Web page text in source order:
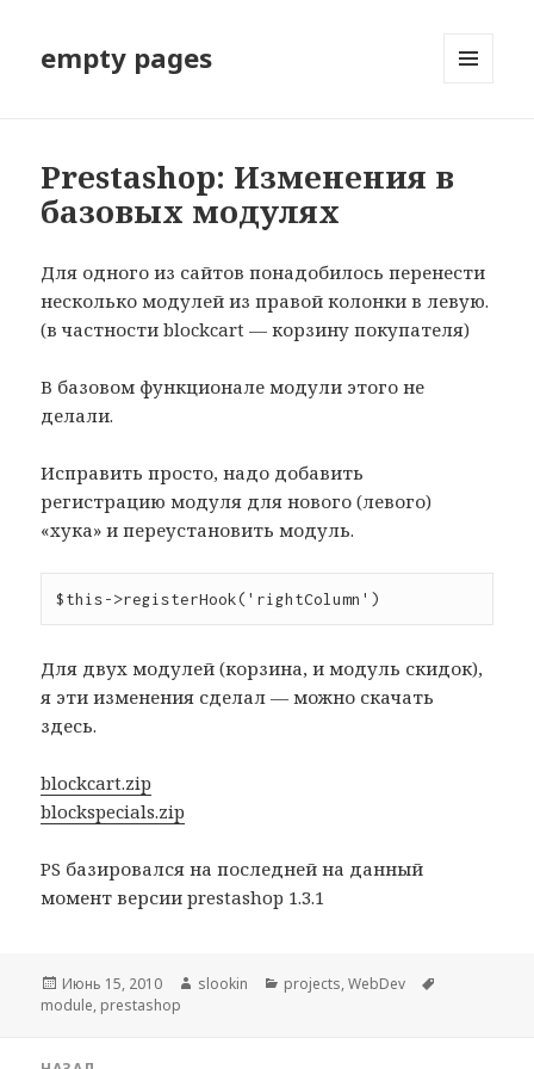
empty pages
Prestashop: Изменения в
базовых модулях
Для одного из сайтов понадобилось перенести
несколько модулей из правой колонки в левую.
(в частности blockcart — корзину покупателя)
В базовом функционале модули этого не
делали.
Исправить просто, надо добавить
регистрацию модуля для нового (левого)
«хука» и переустановить модуль.
$this->registerHook('rightColumn')
Для двух модулей (корзина, и модуль скидок),
я эти изменения сделал — можно скачать
здесь.
blockcart.zip
blockspecials.zip
PS базировался на последней на данный
момент версии prestashop 1.3.1
Опубликовано
Июнь 15, 2010 Автор
slookin Рубрики
projects,WebDev
module, prestashop